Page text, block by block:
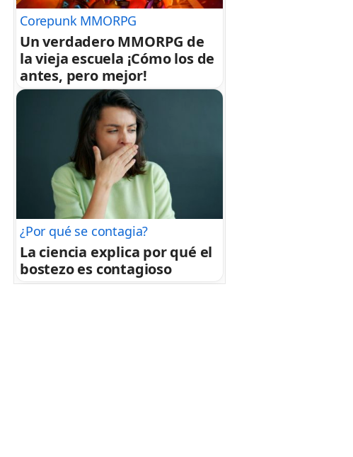
Corepunk MMORPG
Un verdadero MMORPG de
la vieja escuela ¡Cómo los de
antes, pero mejor!
¿Por qué se contagia?
La ciencia explica por qué el
bostezo es contagioso